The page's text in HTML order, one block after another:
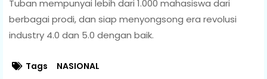
Tuban mempunyai lebih dari 1.000 mahasiswa dari
berbagai prodi, dan siap menyongsong era revolusi
industry 4.0 dan 5.0 dengan baik.
Tags NASIONAL